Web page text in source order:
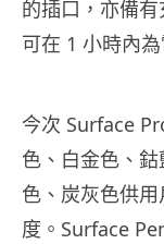
的插口，亦備
可在 1 小時內
今次 Surface
色、白金色、
色、炭灰色供
度。Surface